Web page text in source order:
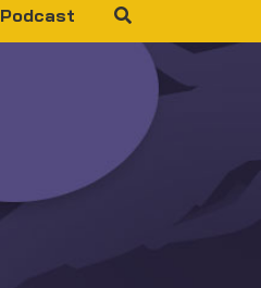
Podcast